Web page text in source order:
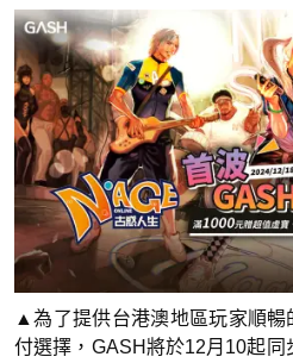
▲為了提供台港澳地區玩家順暢
付選擇，GASH將於12月10起